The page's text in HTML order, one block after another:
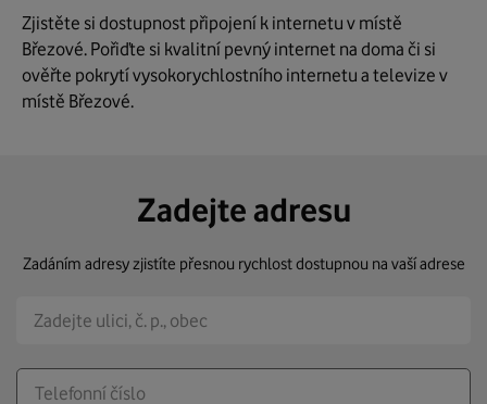
Zjistěte si dostupnost připojení k internetu v místě
Březové. Pořiďte si kvalitní pevný internet na doma či si
ověřte pokrytí vysokorychlostního internetu a televize v
místě Březové.
Zadejte adresu
Zadáním adresy zjistíte přesnou rychlost dostupnou na vaší adrese